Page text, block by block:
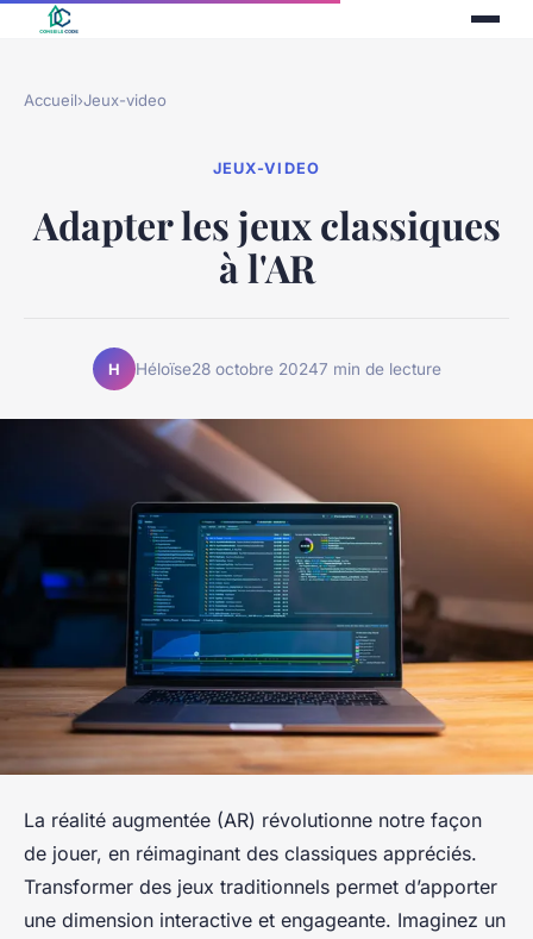
Accueil›Jeux-video
JEUX-VIDEO
Adapter les jeux classiques
à l'AR
H Héloïse28 octobre 20247 min de lecture
La réalité augmentée (AR) révolutionne notre façon
de jouer, en réimaginant des classiques appréciés.
Transformer des jeux traditionnels permet d’apporter
une dimension interactive et engageante. Imaginez un